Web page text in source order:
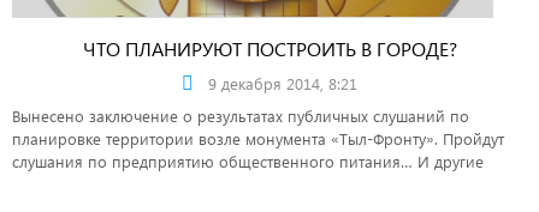
ЧТО ПЛАНИРУЮТ ПОСТРОИТЬ В ГОРОДЕ?
9 декабря 2014, 8:21
Вынесено заключение о результатах публичных слушаний по
планировке территории возле монумента «Тыл-Фронту». Пройдут
слушания по предприятию общественного питания… И другие